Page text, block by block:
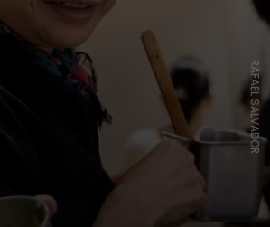
RAFAEL SALVADOR